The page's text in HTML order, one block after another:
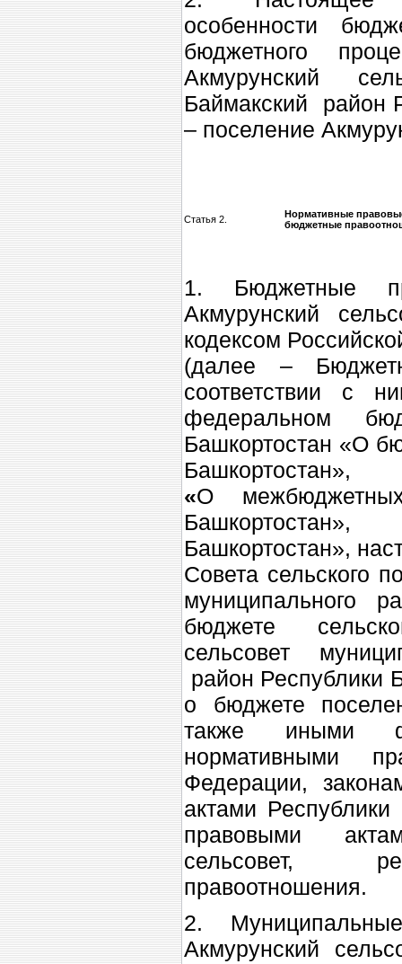
особенности
бюджетного
Акмурунский
Баймакский район
– поселение
Статья 2.
Нормативные
бюджетные
1. Бюджетные
Акмурунский
кодексом
(далее –
соответствии с
федеральном
Башкортостан «О
Башкортостан»,
«О
Башкортостан»,
Совета сельского
муниципального
бюджете
сельсовет
район Республики
о бюджете
также иными
нормативными
Федерации,
актами
правовыми
сельсовет,
правоотношения.
2.
Акмурунский